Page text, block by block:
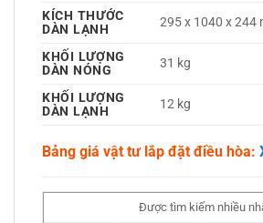
KÍCH THƯỚC
DÀN LẠNH
295 x 1040 x 244
KHỐI LƯỢNG
DÀN NÓNG
31 kg
KHỐI LƯỢNG
DÀN LẠNH
12 kg
Bảng giá vật tư lắp đặt điều hòa:
Được tìm kiếm nhiều